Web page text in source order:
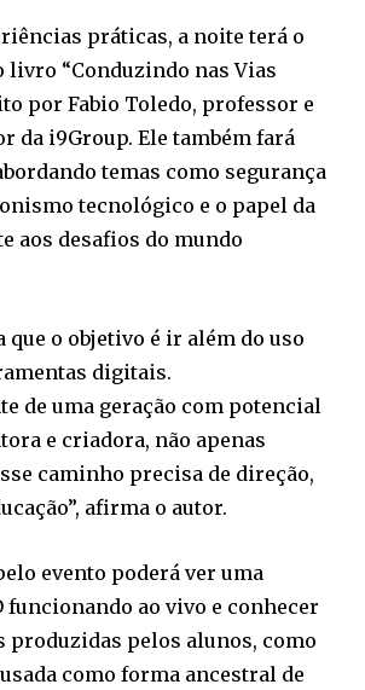
práticas, a noite terá o
livro “Conduzindo nas Vias
por Fabio Toledo, professor e
da i9Group. Ele também fará
temas como segurança
tecnológico e o papel da
aos desafios do mundo
que o objetivo é ir além do uso
digitais.
de uma geração com potencial
e criadora, não apenas
caminho precisa de direção,
afirma o autor.
evento poderá ver uma
funcionando ao vivo e conhecer
produzidas pelos alunos, como
como forma ancestral de